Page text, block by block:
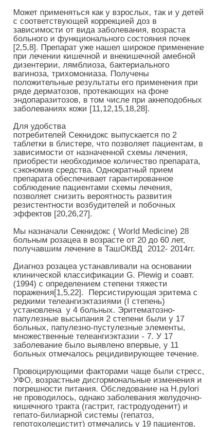
Может применяться как у взрослых, так и у детей
с соответствующей коррекцией доз в
зависимости от вида заболевания, возраста
больного и функционального состояния почек
[2,5,8]. Препарат уже нашел широкое применение
при лечении кишечной и внекишечной амебной
дизентерии, лямблиоза, бактериального
вагиноза, трихомониаза. Получены
положительные результаты его применения при
ряде дерматозов, протекающих на фоне
эндопаразитозов, в том числе при акнеподобных
заболеваниях кожи [11,12,15,18,28].
Для удобства
потребителей Секнидокс выпускается по 2
таблетки в блистере, что позволяет пациентам, в
зависимости от назначенной схемы лечения,
приобрести необходимое количество препарата,
сэкономив средства. Однократный прием
препарата обеспечивает гарантированное
соблюдение пациентами схемы лечения,
позволяет снизить вероятность развития
резистентности возбудителей и побочных
эффектов [20,26,27].
Мы назначали Секнидокс ( World Medicine) 28
больным розацеа в возрасте от 20 до 60 лет,
получавшим лечение в ТашОКВД 2012- 2014гг.
Диагноз розацеа устанавливали на основании
клинической классификации G. Plewig и соавт.
(1994) с определением степени тяжести
поражения[1,5,22]. Персистирующая эритема с
редкими телеангиэктазиями (I степень)
установлена у 4 больных. Эритематозно-
папулезные высыпания 2 степени были у 17
больных, папулезно-пустулезные элементы,
множественные телеангиэктазии - 7. У 17
заболевание было выявлено впервые, у 11
больных отмечалось рецидивирующее течение.
Провоцирующими факторами чаще были стресс,
УФО, возрастные дисгормональные изменения и
погрешности питания. Обследование на H.pylori
не проводилось, однако заболевания желудочно-
кишечного тракта (гастрит, гастродуоденит) и
гепато-билиарной системы (гепатоз,
гепотохолецистит) отмечались у 19 пациентов,